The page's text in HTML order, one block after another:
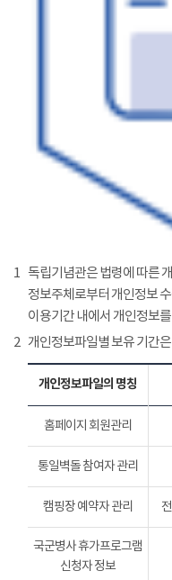
1 독립기념관은 법령에 따른
정보주체로부터 개인정보
이용기간 내에서 개인정보
2 개인정보파일별 보유 기간
개인정보파일의 명칭
홈페이지 회원관리
통일벽돌 참여자 관리
캠핑장 예약자 관리
국군병사 휴가프로그램
신청자 정보